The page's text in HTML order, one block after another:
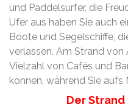
und Paddelsurfer, die
Ufer aus haben Sie auch
Boote und Segelschiffe,
verlassen. Am Strand von
Vielzahl von Cafés und
können, während Sie aufs
Der